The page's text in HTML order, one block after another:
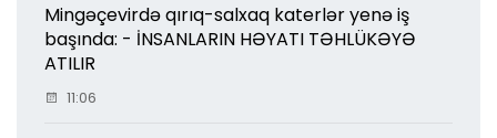
Mingəçevirdə qırıq-salxaq katerlər yenə iş
başında: - İNSANLARIN HƏYATI TƏHLÜKƏYƏ
ATILIR
11:06